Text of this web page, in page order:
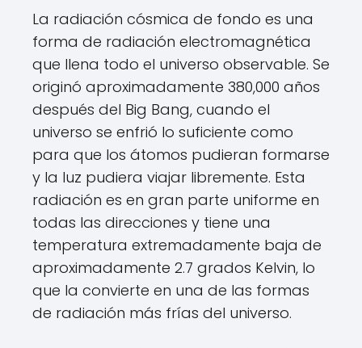
La radiación cósmica de fondo es una
forma de radiación electromagnética
que llena todo el universo observable. Se
originó aproximadamente 380,000 años
después del Big Bang, cuando el
universo se enfrió lo suficiente como
para que los átomos pudieran formarse
y la luz pudiera viajar libremente. Esta
radiación es en gran parte uniforme en
todas las direcciones y tiene una
temperatura extremadamente baja de
aproximadamente 2.7 grados Kelvin, lo
que la convierte en una de las formas
de radiación más frías del universo.